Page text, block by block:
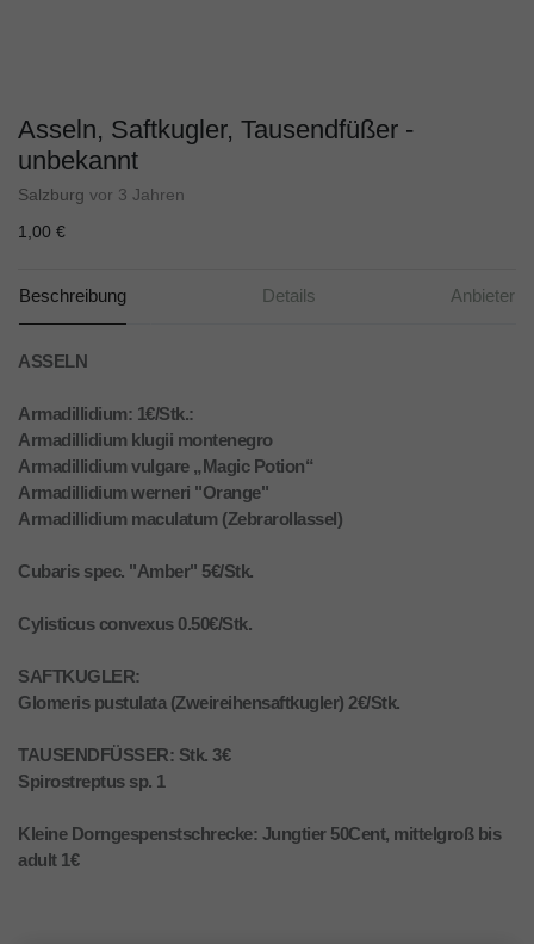
Asseln, Saftkugler, Tausendfüßer -
unbekannt
Salzburg vor 3 Jahren
1,00 €
Beschreibung Details Anbieter
ASSELN
Armadillidium: 1€/Stk.:
Armadillidium klugii montenegro
Armadillidium vulgare „Magic Potion“
Armadillidium werneri "Orange"
Armadillidium maculatum (Zebrarollassel)
Cubaris spec. "Amber" 5€/Stk.
Cylisticus convexus 0.50€/Stk.
SAFTKUGLER:
Glomeris pustulata (Zweireihensaftkugler) 2€/Stk.
TAUSENDFÜSSER: Stk. 3€
Spirostreptus sp. 1
Kleine Dorngespenstschrecke: Jungtier 50Cent, mittelgroß bis
adult 1€